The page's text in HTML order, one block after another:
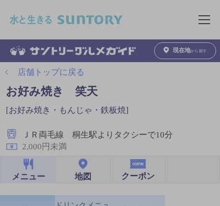
メニュ
現在地から探す
店舗トップに戻る
お好み焼き 笑天
[お好み焼き・もんじゃ・鉄板焼]
ＪＲ両毛線 桐生駅よりタクシーで10分
2,000円未満
メニュー 地図 クーポン